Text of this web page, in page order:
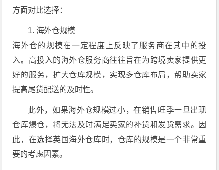
方面对比选择：
1. 海外仓规模
海外仓的规模在一定程度上反映了服务商在其中的投
入。高投入的海外仓服务商往往旨在为跨境卖家提供更
好的服务，扩大仓库规模，实现多仓库布局，帮助卖家
提高尾货配送的及时性。
此外，如果海外仓规模过小，在销售旺季一旦出现
仓库爆仓，将无法及时满足卖家的补货和发货需求。因
此，在选择英国海外仓库时，仓库的规模是一个非常重
要的考虑因素。